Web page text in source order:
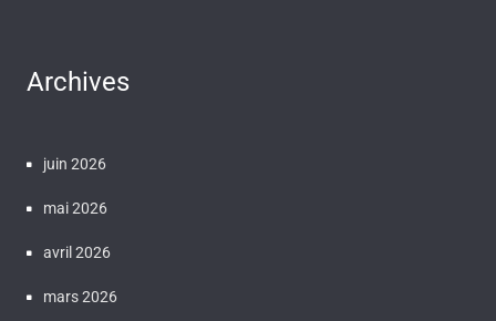
Archives
juin 2026
mai 2026
avril 2026
mars 2026